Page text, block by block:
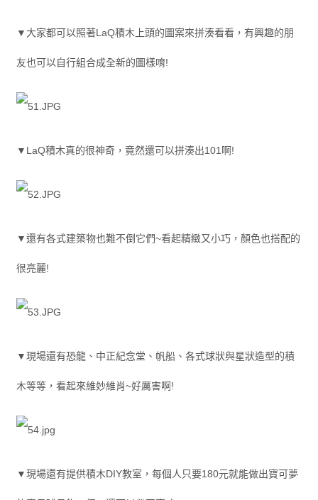
▼大家都可以照著LaQ積木上頭的圖案來拼湊看看，有興趣的朋
友也可以自行組合成全新的圖樣唷!
▼LaQ積木真的很神奇，竟然還可以拼湊出101啊!
▼還有各式建築物也難不倒它們~看起精緻又小巧，顏色也搭配的
很亮麗!
▼現場還有恐龍、中正紀念堂、帆船、各式球狀與星狀造型的積
木等等，看起來維妙維肖~好厲害啊!
▼現場還有提供積木DIY教室，每個人只要180元就能做出寶可夢